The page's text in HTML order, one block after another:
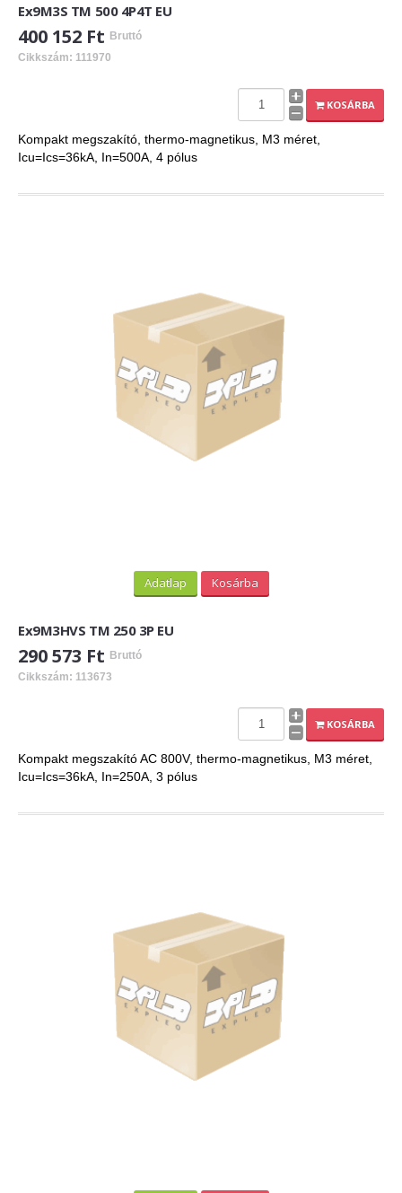
Ex9M3S TM 500 4P4T EU
400 152 Ft Bruttó
Cikkszám: 111970
KOSÁRBA
Kompakt megszakító, thermo-magnetikus, M3 méret,
Icu=Ics=36kA, In=500A, 4 pólus
Adatlap Kosárba
Ex9M3HVS TM 250 3P EU
290 573 Ft Bruttó
Cikkszám: 113673
KOSÁRBA
Kompakt megszakító AC 800V, thermo-magnetikus, M3 méret,
Icu=Ics=36kA, In=250A, 3 pólus